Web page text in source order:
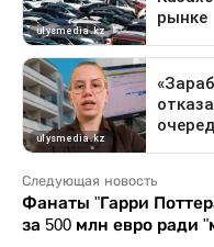
Следующая новость
Фанаты "Гарри
за 500 млн евро ради